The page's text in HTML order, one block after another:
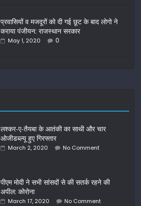
प्रवासियों व मजदूरों को दी गई छूट के बाद लोगो ने
कराया पंजीयन: राजस्थान सरकार
May 1, 2020 0
लश्कर-ए-तैयबा के आतंकी का साथी और चार
ओजीडब्ल्यू हुए गिरफ्तार
March 2, 2020 No Comment
पीएम मोदी ने सभी सांसदों से की सतर्क रहने की
अपील: कोरोना
March 17, 2020 No Comment